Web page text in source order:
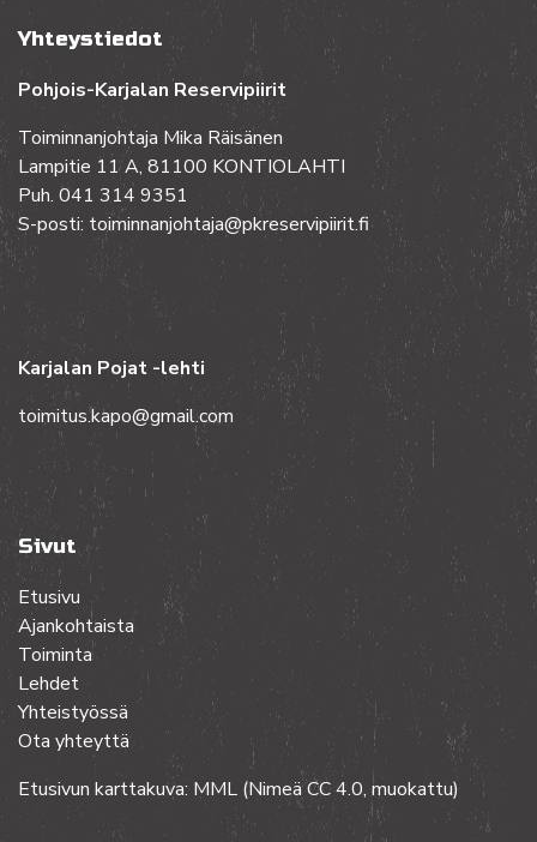
Yhteystiedot
Pohjois-Karjalan Reservipiirit
Toiminnanjohtaja Mika Räisänen
Lampitie 11 A, 81100 KONTIOLAHTI
Puh. 041 314 9351
S-posti: toiminnanjohtaja@pkreservipiirit.fi
Karjalan Pojat -lehti
toimitus.kapo@gmail.com
Sivut
Etusivu
Ajankohtaista
Toiminta
Lehdet
Yhteistyössä
Ota yhteyttä
Etusivun karttakuva: MML (Nimeä CC 4.0, muokattu)